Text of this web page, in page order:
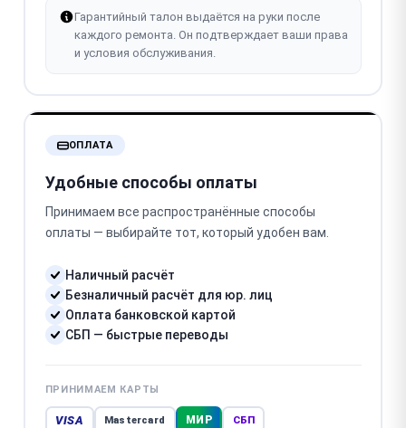
Гарантийный талон выдаётся на руки после
каждого ремонта. Он подтверждает ваши права
и условия обслуживания.
ОПЛАТА
Удобные способы оплаты
Принимаем все распространённые способы
оплаты — выбирайте тот, который удобен вам.
Наличный расчёт
Безналичный расчёт для юр. лиц
Оплата банковской картой
СБП — быстрые переводы
ПРИНИМАЕМ КАРТЫ
VISA Mastercard МИР СБП